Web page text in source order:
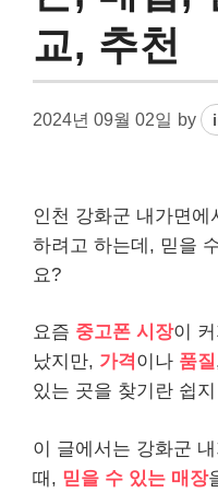
교, 추천
2024년 09월 02일 by
인천 강화군 내가면에
하려고 하는데, 믿을
요?
요즘 중고폰 시장이
났지만, 가격 이나 품질
있는 곳을 찾기란 쉽
이 글에서는 강화군
때, 믿을 수 있는 매장